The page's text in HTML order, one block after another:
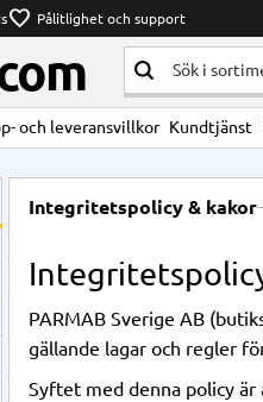
favorite Pålitlighet och support
och leveransvillkor Kundtjänst
Integritetspolicy & kakor
PARMAB Sverige AB
gällande lagar och regler
Syftet med denna policy är